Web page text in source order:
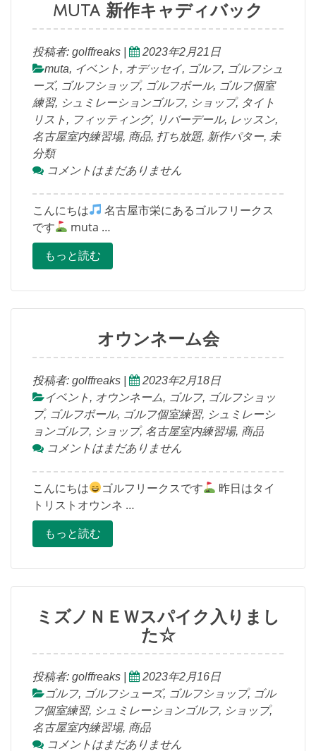
muta 新作キャディバック
投稿者: golffreaks
2023年2月21日
muta, イベント , オデッセイ, ゴルフ, ゴルフシュ
ーズ, ゴルフショップ, ゴルフボール, ゴルフ個室
練習, シュミレーションゴルフ, ショップ, タイト
リスト , フィッティング, リバーデール, レッスン,
名古屋室内練習場, 商品, 打ち放題, 新作パター, 未
分類
コメントはまだありません
こんにちは
名古屋市栄にあるゴルフリークス
です
muta …
もっと読む
オウンネーム会
投稿者: golffreaks
2023年2月18日
イベント , オウンネーム, ゴルフ, ゴルフショッ
プ, ゴルフボール, ゴルフ個室練習, シュミレーシ
ョンゴルフ, ショップ, 名古屋室内練習場, 商品
コメントはまだありません
こんにちは ゴルフリークスです
昨日はタイ
トリストオウンネ …
もっと読む
ミズノＮＥＷスパイク入りまし
た☆
投稿者: golffreaks
2023年2月16日
ゴルフ, ゴルフシューズ, ゴルフショップ, ゴル
フ個室練習, シュミレーションゴルフ, ショップ,
名古屋室内練習場, 商品
コメントはまだありません